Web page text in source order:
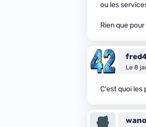
ou les
Rien que
Le 8
C'est quoi les